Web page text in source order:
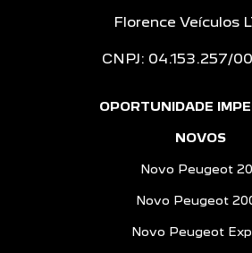
Florence Veículos
CNPJ: 04.153.257/
OPORTUNIDADE
NOVOS
Novo Peugeot
Novo Peugeot
Novo Peugeot